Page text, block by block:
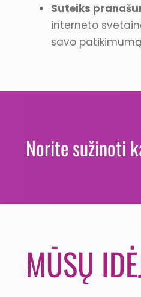
Suteiks
interneto
savo
Norite sužinoti
MŪSŲ